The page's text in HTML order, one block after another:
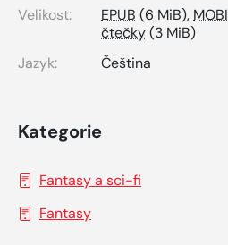
Velikost:
EPUB (6 MiB),MOBI
čtečky(3 MiB)
Jazyk:
Čeština
Kategorie
Fantasy a sci-fi
Fantasy